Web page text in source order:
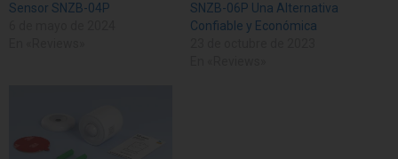
Sensor SNZB-04P
SNZB-06P Una Alternativa
Confiable y Económica